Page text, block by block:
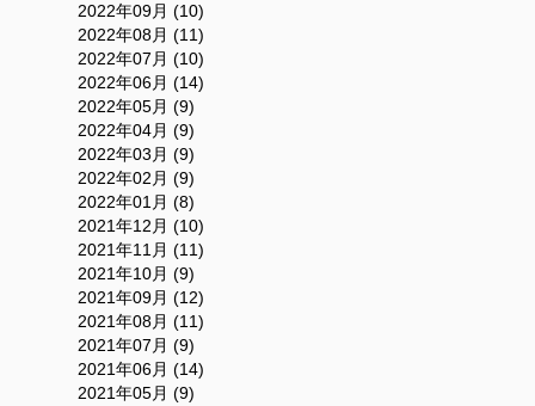
2022年09月 (10)
2022年08月 (11)
2022年07月 (10)
2022年06月 (14)
2022年05月 (9)
2022年04月 (9)
2022年03月 (9)
2022年02月 (9)
2022年01月 (8)
2021年12月 (10)
2021年11月 (11)
2021年10月 (9)
2021年09月 (12)
2021年08月 (11)
2021年07月 (9)
2021年06月 (14)
2021年05月 (9)